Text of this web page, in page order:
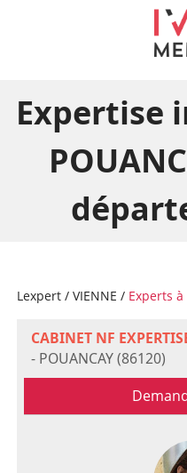
Expertise
Lexpert/ VIENNE / Experts à
CABINET NF
- POUANCAY (86120)